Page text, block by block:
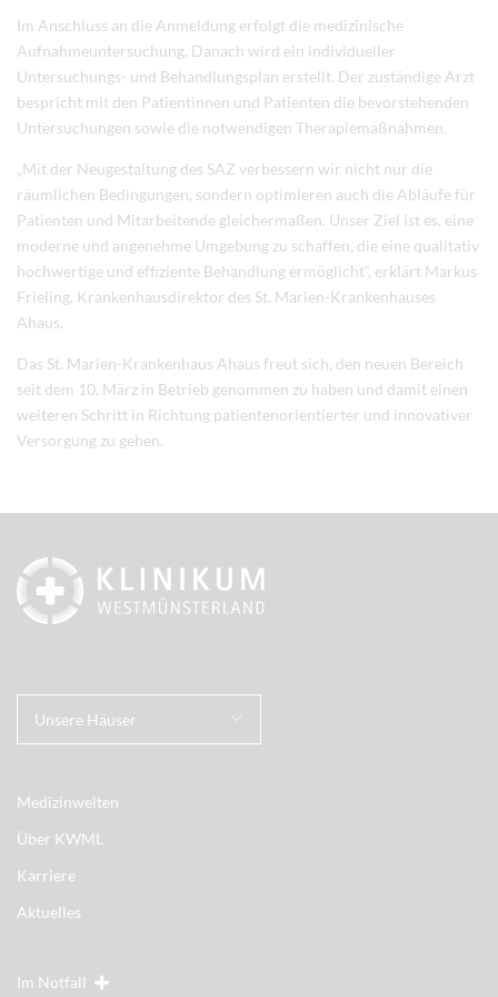
Im Anschluss an die Anmeldung erfolgt die medizinische
Aufnahmeuntersuchung. Danach wird ein individueller
Untersuchungs- und Behandlungsplan erstellt. Der zuständige Arzt
bespricht mit den Patientinnen und Patienten die bevorstehenden
Untersuchungen sowie die notwendigen Therapiemaßnahmen.
„Mit der Neugestaltung des SAZ verbessern wir nicht nur die
räumlichen Bedingungen, sondern optimieren auch die Abläufe für
Patienten und Mitarbeitende gleichermaßen. Unser Ziel ist es, eine
moderne und angenehme Umgebung zu schaffen, die eine qualitativ
hochwertige und effiziente Behandlung ermöglicht“, erklärt Markus
Frieling, Krankenhausdirektor des St. Marien-Krankenhauses
Ahaus.
Das St. Marien-Krankenhaus Ahaus freut sich, den neuen Bereich
seit dem 10. März in Betrieb genommen zu haben und damit einen
weiteren Schritt in Richtung patientenorientierter und innovativer
Versorgung zu gehen.
Unsere Häuser
Medizinwelten
Über KWML
Karriere
Aktuelles
Im Notfall